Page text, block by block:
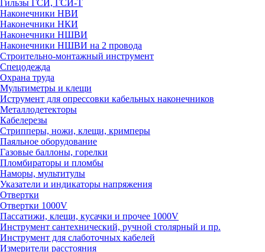
Гильзы ГСИ, ГСИ-Т
Наконечники НВИ
Наконечники НКИ
Наконечники НШВИ
Наконечники НШВИ на 2 провода
Строительно-монтажный инструмент
Спецодежда
Охрана труда
Мультиметры и клещи
Иструмент для опрессовки кабельных наконечников
Металлодетекторы
Кабелерезы
Стрипперы, ножи, клещи, кримперы
Паяльное оборудование
Газовые баллоны, горелки
Пломбираторы и пломбы
Наморы, мультитулы
Указатели и индикаторы напряжения
Отвертки
Отвертки 1000V
Пассатижи, клещи, кусачки и прочее 1000V
Инструмент сантехнический, ручной столярный и пр.
Инструмент для слаботочных кабелей
Измерители расстояния